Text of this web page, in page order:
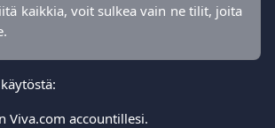
kaikkia, voit sulkea vain ne tilit, joita
Viva.com accountillesi.